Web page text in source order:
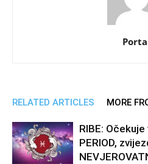
RELATED ARTICLES MORE
RIBE: Očekuje
PERIOD,